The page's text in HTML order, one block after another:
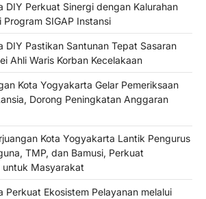
DIY Perkuat Sinergi dengan Kalurahan
Program SIGAP Instansi
DIY Pastikan Santunan Tepat Sasaran
Ahli Waris Korban Kecelakaan
Kota Yogyakarta Gelar Pemeriksaan
Dorong Peningkatan Anggaran
Kota Yogyakarta Lantik Pengurus
TMP, dan Bamusi, Perkuat
untuk Masyarakat
Perkuat Ekosistem Pelayanan melalui